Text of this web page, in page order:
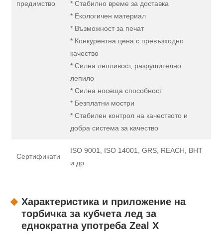
предимство
* Стабилно време за доставка
* Екологичен материал
* Възможност за печат
* Конкурентна цена с превъзходно
качество
* Силна лепливост, разрушително
лепило
* Силна носеща способност
* Безплатни мостри
* Стабилен контрол на качеството и
добра система за качество
Сертификати
ISO 9001, ISO 14001, GRS, REACH, BHT
и др.
Характеристика и приложение на
торбичка за кубчета лед за
еднократна употреба Zeal X